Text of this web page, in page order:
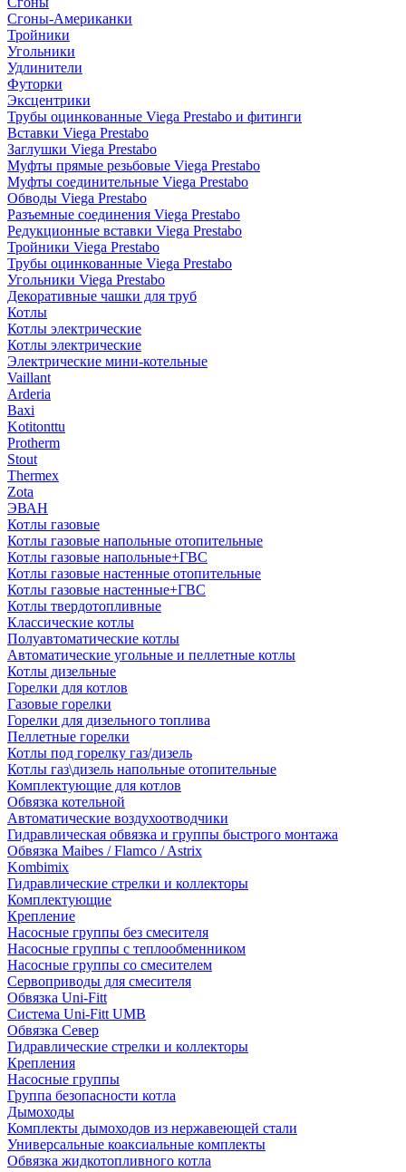
Сгоны-Американки
Тройники
Угольники
Удлинители
Футорки
Эксцентрики
Трубы оцинкованные Viega Prestabo и фитинги
Вставки Viega Prestabo
Заглушки Viega Prestabo
Муфты прямые резьбовые Viega Prestabo
Муфты соединительные Viega Prestabo
Обводы Viega Prestabo
Разъемные соединения Viega Prestabo
Редукционные вставки Viega Prestabo
Тройники Viega Prestabo
Трубы оцинкованные Viega Prestabo
Угольники Viega Prestabo
Декоративные чашки для труб
Котлы
Котлы электрические
Котлы электрические
Электрические мини-котельные
Vaillant
Arderia
Baxi
Kotitonttu
Protherm
Stout
Thermex
Zota
ЭВАН
Котлы газовые
Котлы газовые напольные отопительные
Котлы газовые напольные+ГВС
Котлы газовые настенные отопительные
Котлы газовые настенные+ГВС
Котлы твердотопливные
Классические котлы
Полуавтоматические котлы
Автоматические угольные и пеллетные котлы
Котлы дизельные
Горелки для котлов
Газовые горелки
Горелки для дизельного топлива
Пеллетные горелки
Котлы под горелку газ/дизель
Котлы газ\дизель напольные отопительные
Комплектующие для котлов
Обвязка котельной
Автоматические воздухоотводчики
Гидравлическая обвязка и группы быстрого монтажа
Обвязка Maibes / Flamco / Astrix
Kombimix
Гидравлические стрелки и коллекторы
Комплектующие
Крепление
Насосные группы без смесителя
Насосные группы с теплообменником
Насосные группы со смесителем
Сервоприводы для смесителя
Обвязка Uni-Fitt
Система Uni-Fitt UMB
Обвязка Север
Гидравлические стрелки и коллекторы
Крепления
Насосные группы
Группа безопасности котла
Дымоходы
Комплекты дымоходов из нержавеющей стали
Универсальные коаксиальные комплекты
Обвязка жидкотопливного котла